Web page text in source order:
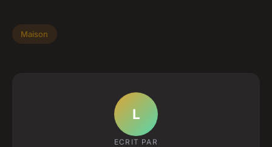
Maison
L
ECRIT PAR